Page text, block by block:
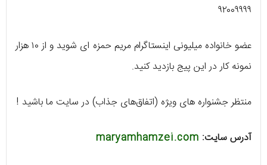
۹۲۰۰۹۹۹۹
عضو خانواده میلیونی اینستاگرام مریم حمزه ای شوید و از ۱۰ هزار
نمونه کار در این پیج بازدید کنید.
‌منتظر جشنواره های ویژه (اتفاق‌های جذاب) در سایت ما باشید !
آدرس سایت: maryamhamzei.com